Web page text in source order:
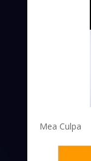
Mea Culpa